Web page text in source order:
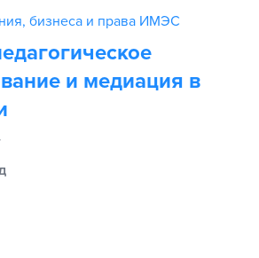
бизнеса и права ИМЭС
и медиация в